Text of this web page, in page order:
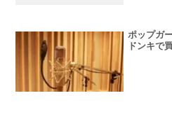
ポップガ
ドンキで